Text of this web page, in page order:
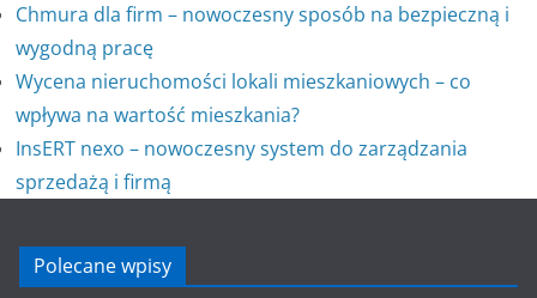
Chmura dla firm – nowoczesny sposób na bezpieczną i
wygodną pracę
Wycena nieruchomości lokali mieszkaniowych – co
wpływa na wartość mieszkania?
InsERT nexo – nowoczesny system do zarządzania
sprzedażą i firmą
Polecane wpisy